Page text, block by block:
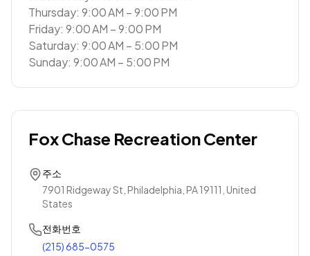
Thursday: 9:00 AM – 9:00 PM
Friday: 9:00 AM – 9:00 PM
Saturday: 9:00 AM – 5:00 PM
Sunday: 9:00 AM – 5:00 PM
Fox Chase Recreation Center
주소
7901 Ridgeway St, Philadelphia, PA 19111, United
States
전화번호
(215) 685-0575